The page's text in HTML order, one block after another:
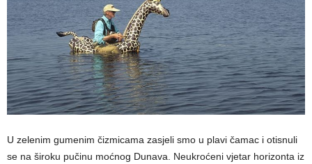
U zelenim gumenim čizmicama zasjeli smo u plavi čamac i otisnuli
se na široku pučinu moćnog Dunava. Neukroćeni vjetar horizonta iz